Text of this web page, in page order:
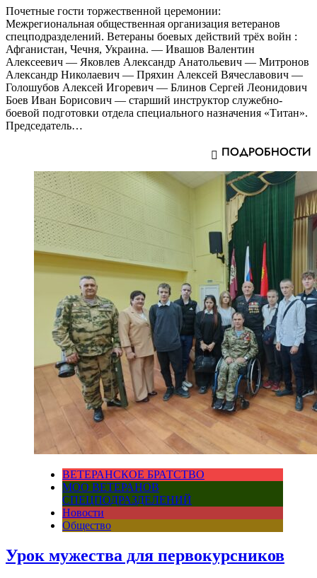
Почетные гости торжественной церемонии:
Межрегиональная общественная организация ветеранов
спецподразделений. Ветераны боевых действий трёх войн :
Афганистан, Чечня, Украина. — Ивашов Валентин
Алексеевич — Яковлев Александр Анатольевич — Митронов
Александр Николаевич — Пряхин Алексей Вячеславович —
Голошубов Алексей Игоревич — Блинов Сергей Леонидович
Боев Иван Борисович — старший инструктор служебно-
боевой подготовки отдела специального назначения «Титан».
Председатель…
ПОДРОБНОСТИ
ВЕТЕРАНСКОЕ БРАТСТВО
МОО ВЕТЕРАНОВ
СПЕЦПОДРАЗДЕЛЕНИЙ
Новости
Общество
Урок мужества для первокурсников